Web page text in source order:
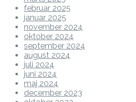
februar 2025
januar 2025
november 2024
oktober 2024
september 2024
august 2024
juli 2024
juni 2024
maj 2024
december 2023